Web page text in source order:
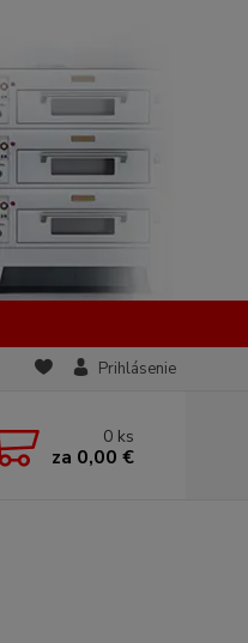
Prihlásenie
0 ks
za 0,00 €